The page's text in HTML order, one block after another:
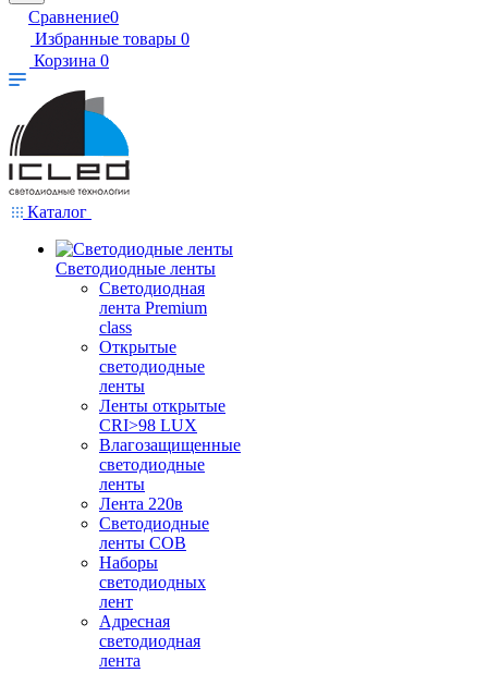
Сравнение0
Избранные товары 0
Корзина 0
Каталог
Светодиодные ленты
Светодиодная
лента Premium
class
Открытые
светодиодные
ленты
Ленты открытые
CRI>98 LUX
Влагозащищенные
светодиодные
ленты
Лента 220в
Светодиодные
ленты COB
Наборы
светодиодных
лент
Адресная
светодиодная
лента